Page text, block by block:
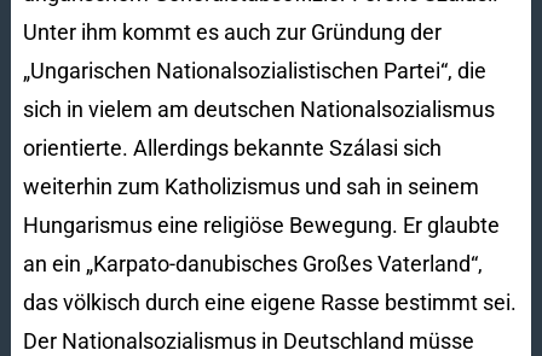
Unter ihm kommt es auch zur Gründung der
„Ungarischen Nationalsozialistischen Partei“, die
sich in vielem am deutschen Nationalsozialismus
orientierte. Allerdings bekannte Szálasi sich
weiterhin zum Katholizismus und sah in seinem
Hungarismus eine religiöse Bewegung. Er glaubte
an ein „Karpato-danubisches Großes Vaterland“,
das völkisch durch eine eigene Rasse bestimmt sei.
Der Nationalsozialismus in Deutschland müsse